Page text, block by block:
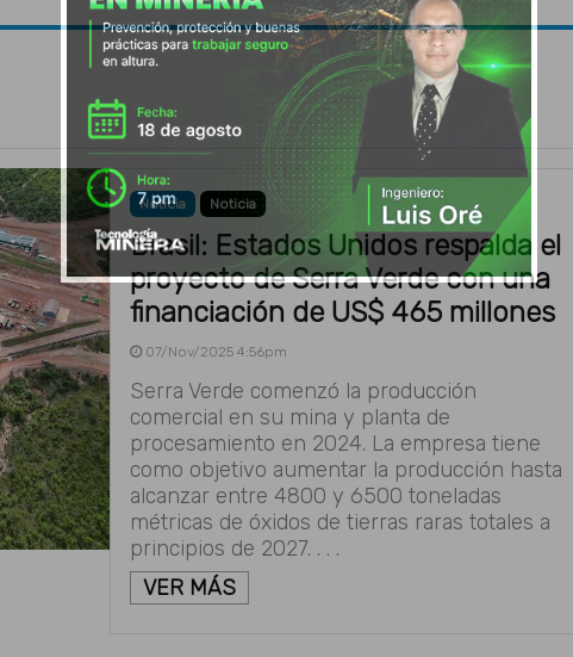
Noticia Noticia
Brasil: Estados Unidos respalda el
proyecto de Serra Verde con una
financiación de US$ 465 millones
07/Nov/2025 4:56pm
Serra Verde comenzó la producción
comercial en su mina y planta de
procesamiento en 2024. La empresa tiene
como objetivo aumentar la producción hasta
alcanzar entre 4800 y 6500 toneladas
métricas de óxidos de tierras raras totales a
principios de 2027. . . .
VER MÁS